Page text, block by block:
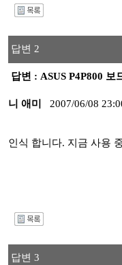
답변 2
답변 : ASUS P4P800 보
니 애미 2007/06/08
인식 합니다. 지금 사용
답변 3